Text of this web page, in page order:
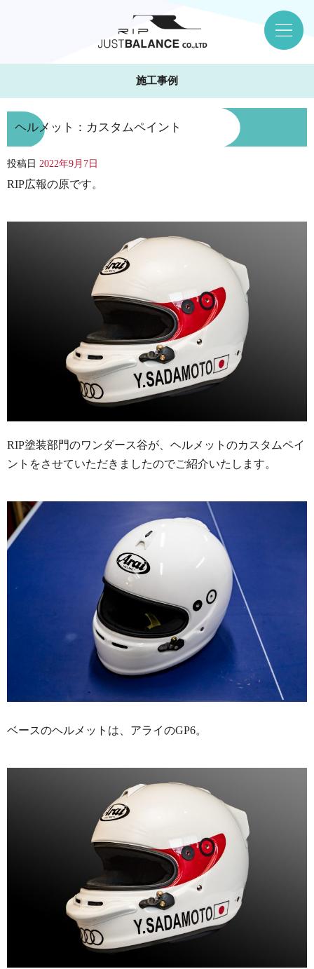
施工事例
ヘルメット：カスタムペイント
投稿日 2022年9月7日
RIP広報の原です。
RIP塗装部門のワンダース谷が、ヘルメットのカスタムペイ
ントをさせていただきましたのでご紹介いたします。
ベースのヘルメットは、アライのGP6。